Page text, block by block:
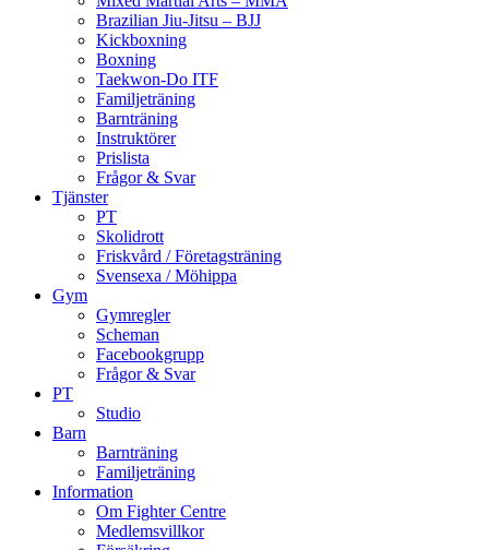
Brazilian Jiu-Jitsu – BJJ
Kickboxning
Boxning
Taekwon-Do ITF
Familjeträning
Barnträning
Instruktörer
Prislista
Frågor & Svar
Tjänster
PT
Skolidrott
Friskvård / Företagsträning
Svensexa / Möhippa
Gym
Gymregler
Scheman
Facebookgrupp
Frågor & Svar
PT
Studio
Barn
Barnträning
Familjeträning
Information
Om Fighter Centre
Medlemsvillkor